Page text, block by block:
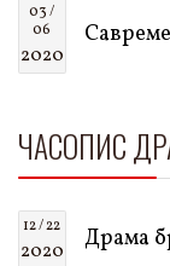
03 /
06
2020
ЧАСОПИС
12 / 22
2020 Драма